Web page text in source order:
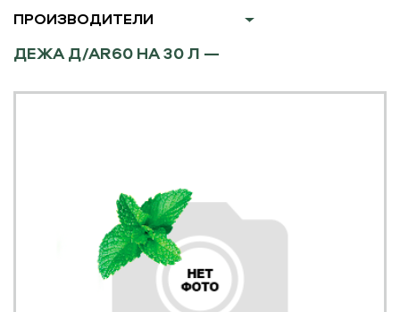
ПРОИЗВОДИТЕЛИ
ДЕЖА Д/AR60 НА 30 Л —